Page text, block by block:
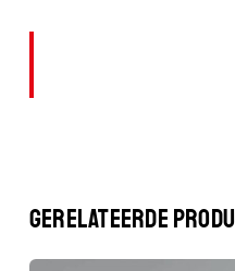
GERELATEERDE